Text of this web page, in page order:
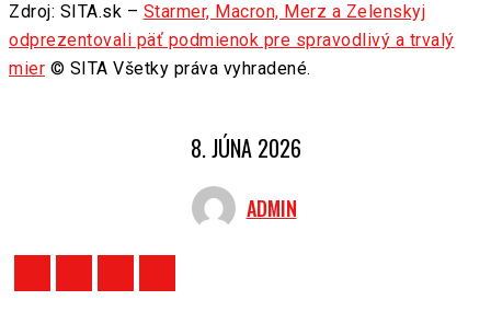
Zdroj: SITA.sk – Starmer, Macron, Merz a Zelenskyj
odprezentovali päť podmienok pre spravodlivý a trvalý
mier © SITA Všetky práva vyhradené.
8. JÚNA 2026
ADMIN